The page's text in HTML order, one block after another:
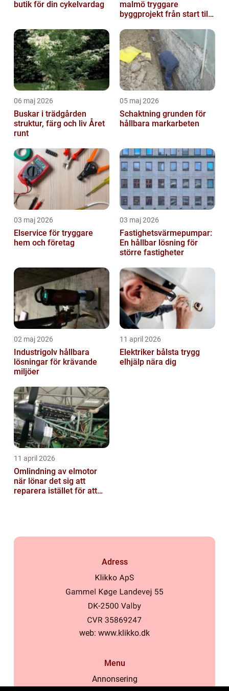
butik för din cykelvardag
malmö tryggare
byggprojekt från start till
06 maj 2026
Buskar i trädgården
struktur, färg och liv Året
runt
05 maj 2026
Schaktning grunden för
hållbara markarbeten
03 maj 2026
Elservice för tryggare
hem och företag
03 maj 2026
Fastighetsvärmepumpar:
En hållbar lösning för
större fastigheter
02 maj 2026
Industrigolv hållbara
lösningar för krävande
miljöer
11 april 2026
Elektriker bålsta trygg
elhjälp nära dig
11 april 2026
Omlindning av elmotor
när lönar det sig att
reparera istället för att
Adress
web: www.klikko.dk
Menu
Annonsering